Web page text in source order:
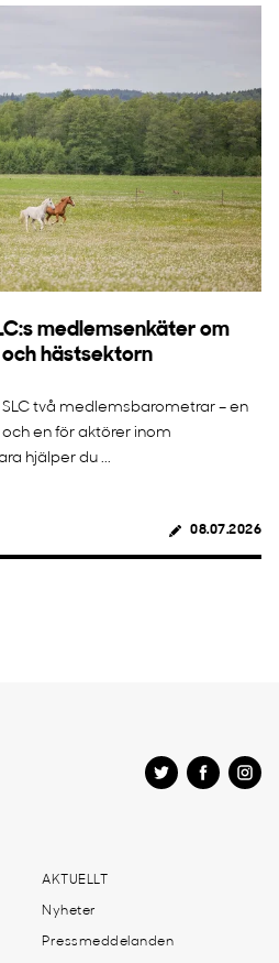
medlemsenkäter om
hästsektorn
två medlemsbarometrar – en
en för aktörer inom
hjälper du ...
08.07.2026
AKTUELLT
Nyheter
Pressmeddelanden